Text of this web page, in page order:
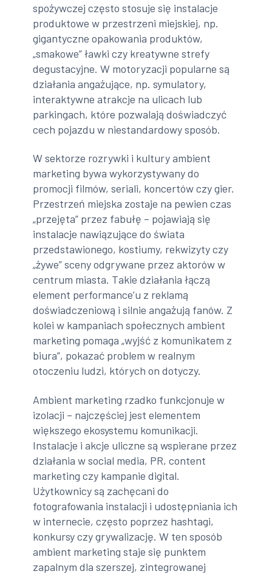
spożywczej często stosuje się instalacje
produktowe w przestrzeni miejskiej, np.
gigantyczne opakowania produktów,
„smakowe” ławki czy kreatywne strefy
degustacyjne. W motoryzacji popularne są
działania angażujące, np. symulatory,
interaktywne atrakcje na ulicach lub
parkingach, które pozwalają doświadczyć
cech pojazdu w niestandardowy sposób.
W sektorze rozrywki i kultury ambient
marketing bywa wykorzystywany do
promocji filmów, seriali, koncertów czy gier.
Przestrzeń miejska zostaje na pewien czas
„przejęta” przez fabułę – pojawiają się
instalacje nawiązujące do świata
przedstawionego, kostiumy, rekwizyty czy
„żywe” sceny odgrywane przez aktorów w
centrum miasta. Takie działania łączą
element performance’u z reklamą
doświadczeniową i silnie angażują fanów. Z
kolei w kampaniach społecznych ambient
marketing pomaga „wyjść z komunikatem z
biura”, pokazać problem w realnym
otoczeniu ludzi, których on dotyczy.
Ambient marketing rzadko funkcjonuje w
izolacji – najczęściej jest elementem
większego ekosystemu komunikacji.
Instalacje i akcje uliczne są wspierane przez
działania w social media, PR, content
marketing czy kampanie digital.
Użytkownicy są zachęcani do
fotografowania instalacji i udostępniania ich
w internecie, często poprzez hashtagi,
konkursy czy grywalizację. W ten sposób
ambient marketing staje się punktem
zapalnym dla szerszej, zintegrowanej